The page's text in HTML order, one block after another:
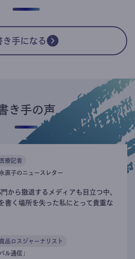
き手になる
き手の声
医療記者
直子のニュースレター
から撤退するメディアも目立つ中、
く場所を失った私にとって貴重な
品ロスジャーナリスト
ル通信」